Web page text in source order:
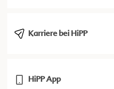
Karriere bei HiPP
HiPP App